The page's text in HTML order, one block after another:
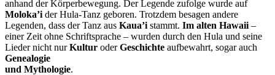
anhand der Körperbewegung. Der Legende zufolge wurde auf
Moloka’i der Hula-Tanz geboren. Trotzdem besagen andere
Legenden, dass der Tanz aus Kaua’i stammt. Im alten Hawaii –
einer Zeit ohne Schriftsprache – wurden durch den Hula und seine
Lieder nicht nurKultur oderGeschichte aufbewahrt, sogar auch
Genealogie
und Mythologie.